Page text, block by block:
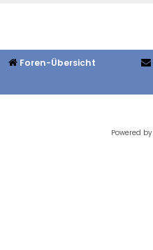
Foren-Übersicht
Powered by